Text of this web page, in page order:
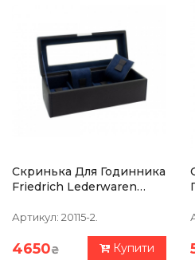
Скринька Для Годинника
Friedrich Lederwaren
Артикул: 20115-2.
4650₴ Купити